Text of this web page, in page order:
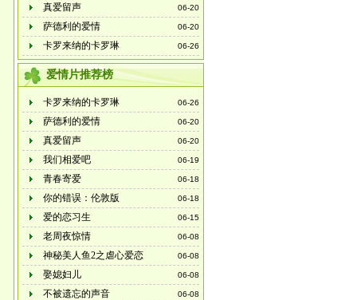
06-20
真爱留声
06-20
萨德利的爱情
06-26
卡罗来纳的卡罗琳
爱情片推荐榜
06-26
卡罗来纳的卡罗琳
06-20
萨德利的爱情
06-20
真爱留声
06-19
我们相爱吧
06-18
青春寄爱
06-18
你的错误：伦敦版
06-15
爱的恋习生
06-08
老周夜惊情
06-08
神秘美人鱼2之虐心爱恋
06-08
娶媳妇儿
06-08
不被遗忘的声音